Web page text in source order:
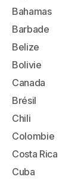
Bahamas
Barbade
Belize
Bolivie
Canada
Brésil
Chili
Colombie
Costa Rica
Cuba